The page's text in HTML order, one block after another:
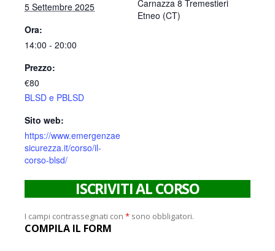
5 Settembre 2025
Ora:
14:00 - 20:00
Prezzo:
€80
BLSD e PBLSD
Sito web:
https://www.emergenzae
sicurezza.it/corso/il-
corso-blsd/
Carnazza 8 Tremestieri
Etneo (CT)
ISCRIVITI AL CORSO
I campi contrassegnati con * sono obbligatori.
COMPILA IL FORM